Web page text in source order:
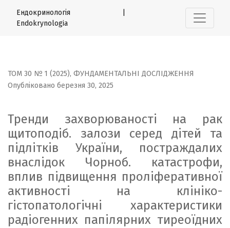
Тренди захворюваності на рак щитоподіб. залози
Ендокринологія |
Endokrynologia
ТОМ 30 № 1 (2025), ФУНДАМЕНТАЛЬНІ ДОСЛІДЖЕННЯ
Тренди захворюваності на рак
щитоподіб. залози серед дітей та
підлітків України, постраждалих
внаслідок Чорноб. катастрофи,
вплив підвищення проліферативної
активності на клініко-
гістопатологічні характеристики
радіогенних папілярних тиреоїдних
Опубліковано березня 30, 2025